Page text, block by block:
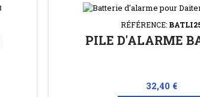
RÉFÉRENCE:
PILE D'ALARME
Prix
32,40 €